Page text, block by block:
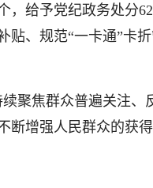
，给予党纪政务处分
贴、规范“一卡通”卡
焦群众普遍关注、
断增强人民群众的获